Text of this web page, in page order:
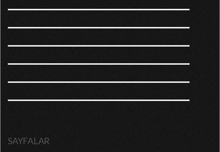
SAYFALAR